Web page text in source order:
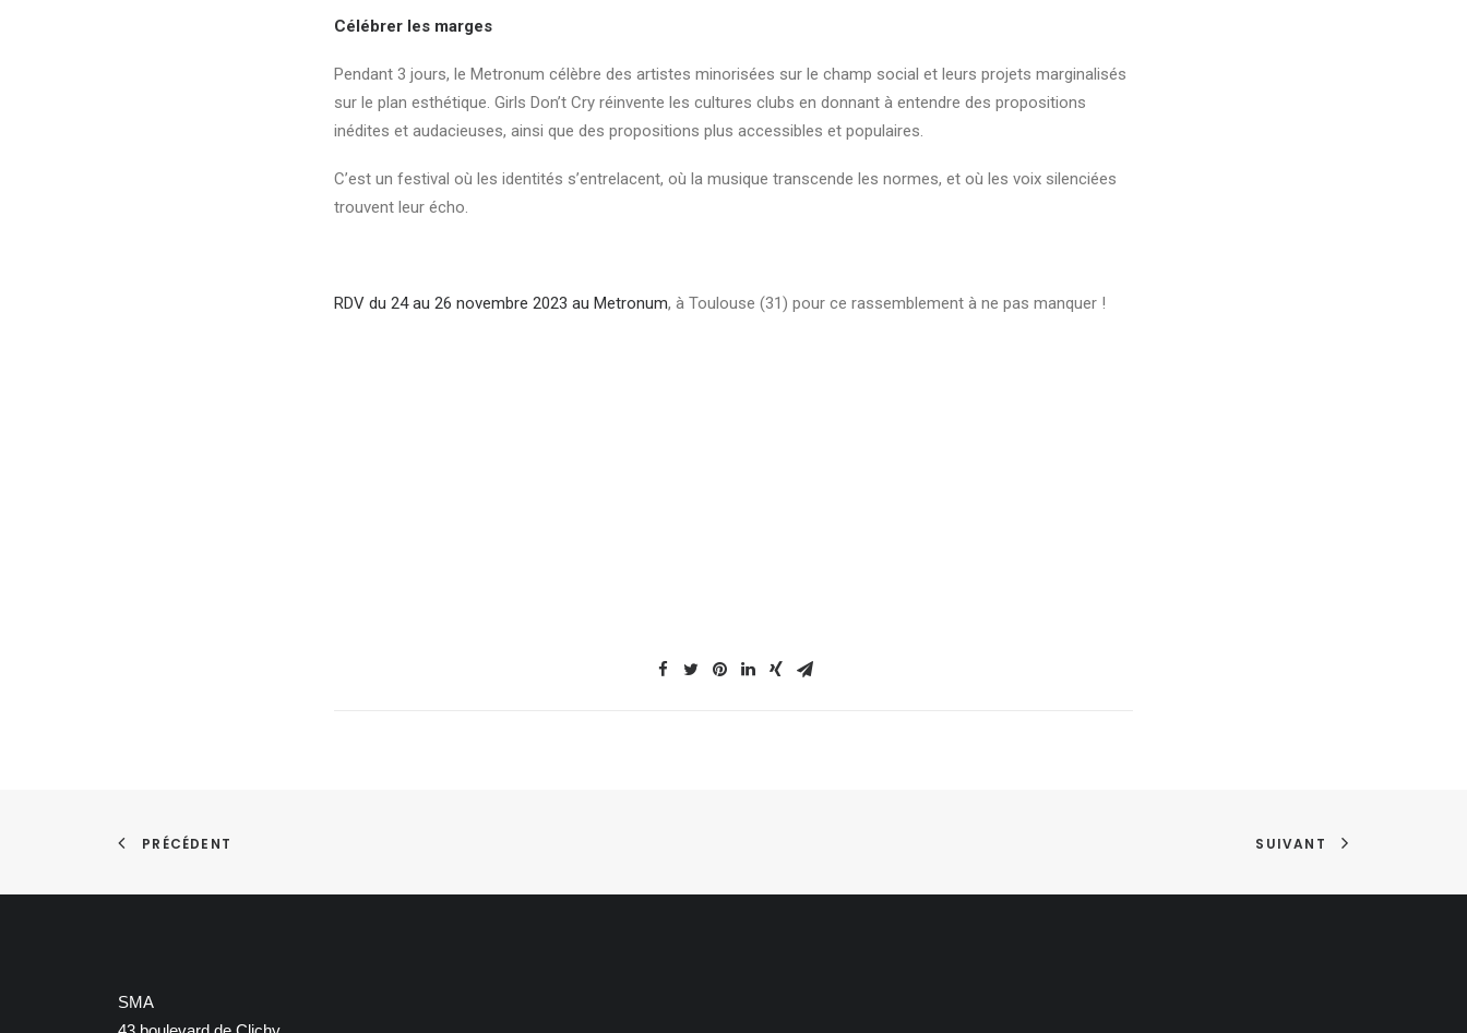
Célébrer les marges
Pendant 3 jours, le Metronum célèbre des artistes minorisées sur le champ social et leurs projets marginalisés
sur le plan esthétique. Girls Don’t Cry réinvente les cultures clubs en donnant à entendre des propositions
inédites et audacieuses, ainsi que des propositions plus accessibles et populaires.
C’est un festival où les identités s’entrelacent, où la musique transcende les normes, et où les voix silenciées
trouvent leur écho.
RDV du 24 au 26 novembre 2023 au Metronum, à Toulouse (31) pour ce rassemblement à ne pas manquer !
PRÉCÉDENT SUIVANT
SMA